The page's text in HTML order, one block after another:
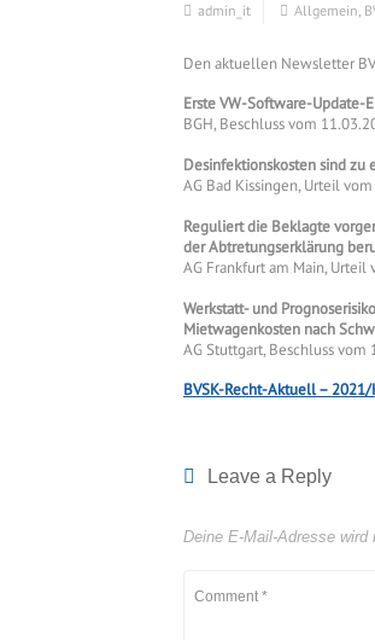
admin_it Allgemein,
Den aktuellen Newsletter
Erste VW-Software-Update-
BGH, Beschluss vom
Desinfektionskosten sind zu
AG Bad Kissingen, Urteil
Reguliert die Beklagte
der Abtretungserklärung
AG Frankfurt am Main, Urteil
Werkstatt- und
Mietwagenkosten nach
AG Stuttgart, Beschluss vom
BVSK-Recht-Aktuell – 2021/
Leave a Reply
Deine E-Mail-Adresse wird